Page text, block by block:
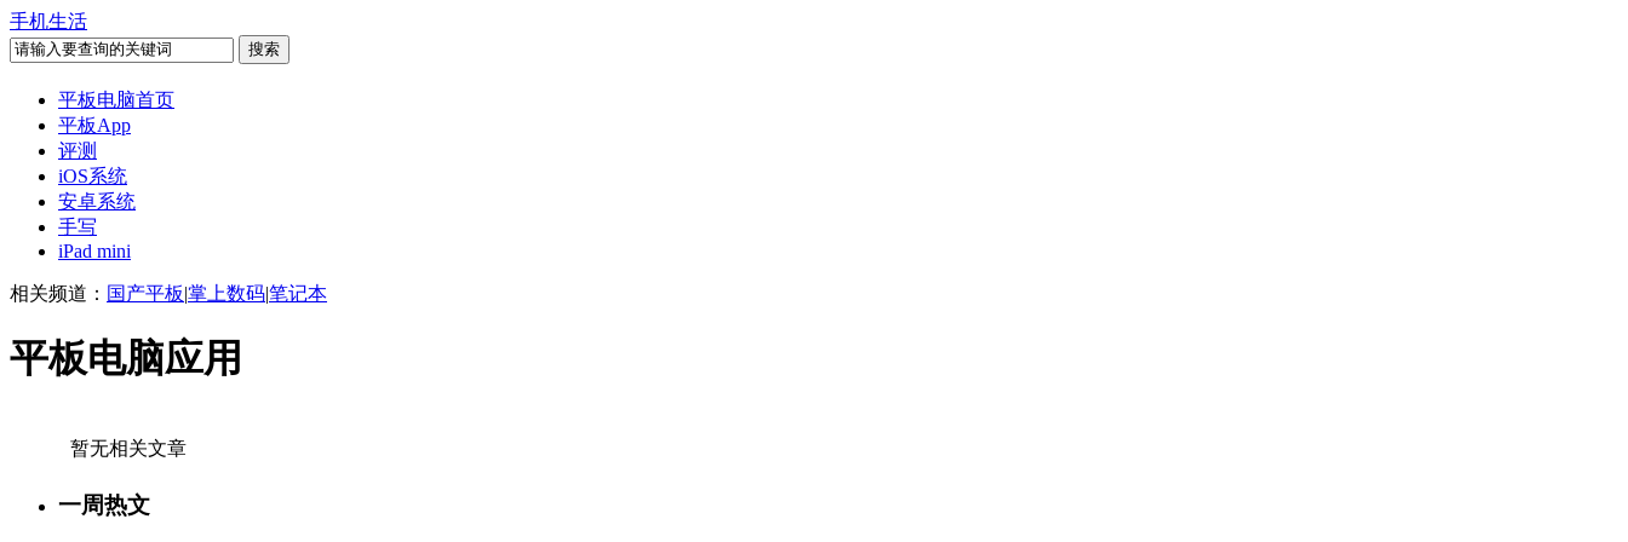
手机生活
平板电脑首页
平板App
评测
iOS系统
安卓系统
手写
iPad mini
相关频道： 国产平板|掌上数码|笔记本
平板电脑应用
暂无相关文章
一周热文